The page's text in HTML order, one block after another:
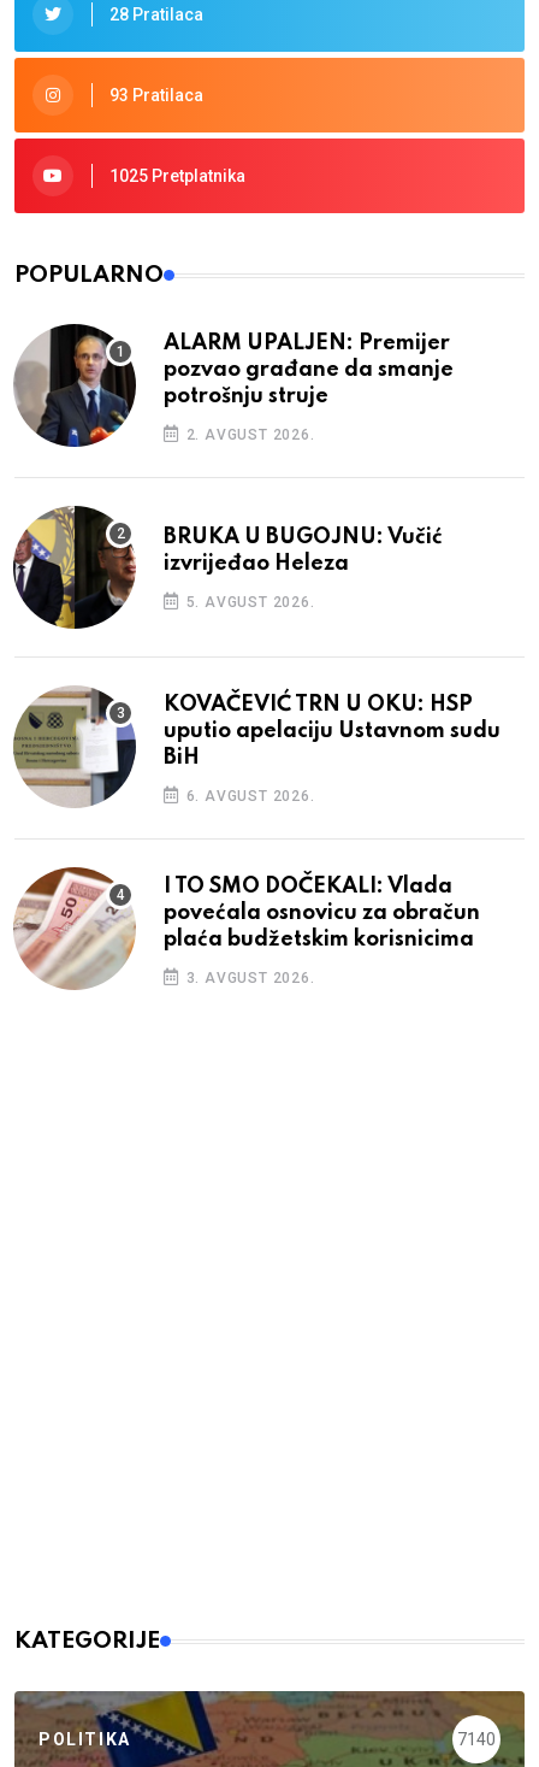
28 Pratilaca
93 Pratilaca
1025 Pretplatnika
POPULARNO
ALARM UPALJEN: Premijer
pozvao građane da smanje
potrošnju struje
2. AVGUST 2026.
BRUKA U BUGOJNU: Vučić
izvrijeđao Heleza
5. AVGUST 2026.
KOVAČEVIĆ TRN U OKU: HSP
uputio apelaciju Ustavnom sudu
BiH
6. AVGUST 2026.
I TO SMO DOČEKALI: Vlada
povećala osnovicu za obračun
plaća budžetskim korisnicima
3. AVGUST 2026.
KATEGORIJE
POLITIKA 7140